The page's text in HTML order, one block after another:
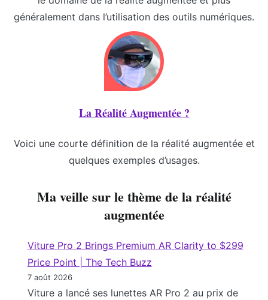
généralement dans l’utilisation des outils numériques.
La Réalité Augmentée ?
Voici une courte définition de la réalité augmentée et
quelques exemples d’usages.
Ma veille sur le thème de la réalité
augmentée
Viture Pro 2 Brings Premium AR Clarity to $299
Price Point | The Tech Buzz
7 août 2026
Viture a lancé ses lunettes AR Pro 2 au prix de